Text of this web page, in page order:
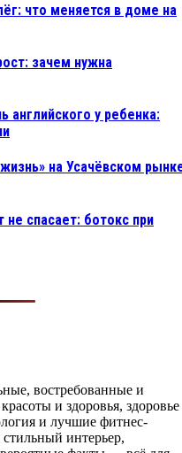
что меняется в доме на
зачем нужна
английского у ребенка:
на Усачёвском
не спасает: ботокс при
востребованные и
и здоровья, здоровье
и лучшие фитнес-
интерьер,